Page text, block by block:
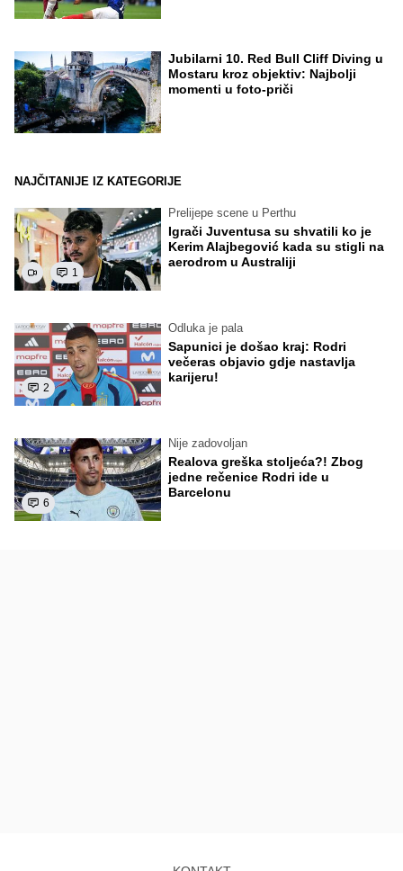
Jubilarni 10. Red Bull Cliff Diving u
Mostaru kroz objektiv: Najbolji
momenti u foto-priči
NAJČITANIJE IZ KATEGORIJE
1
Prelijepe scene u Perthu
Igrači Juventusa su shvatili ko je
Kerim Alajbegović kada su stigli na
aerodrom u Australiji
2
Odluka je pala
Sapunici je došao kraj: Rodri
večeras objavio gdje nastavlja
karijeru!
6
Nije zadovoljan
Realova greška stoljeća?! Zbog
jedne rečenice Rodri ide u
Barcelonu